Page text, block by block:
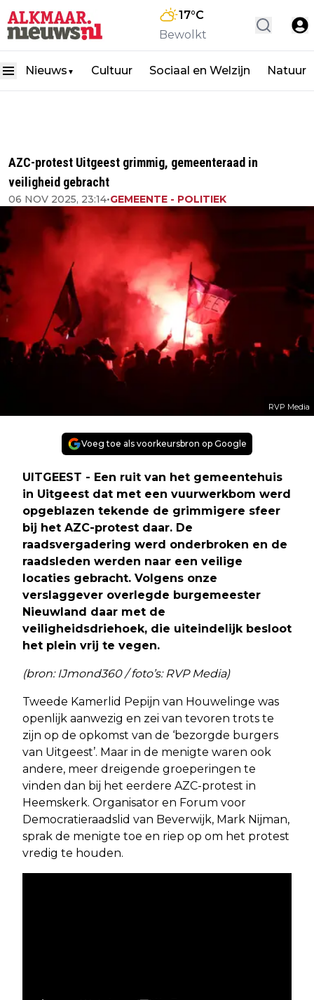
17°C
Bewolkt
Nieuws ▼ Cultuur Sociaal en Welzijn Natuur
AZC-protest Uitgeest grimmig, gemeenteraad in
veiligheid gebracht
06 NOV 2025, 23:14•GEMEENTE - POLITIEK
RVP Media
Voeg toe als voorkeursbron op Google
UITGEEST - Een ruit van het gemeentehuis
in Uitgeest dat met een vuurwerkbom werd
opgeblazen tekende de grimmigere sfeer
bij het AZC-protest daar. De
raadsvergadering werd onderbroken en de
raadsleden werden naar een veilige
locaties gebracht. Volgens onze
verslaggever overlegde burgemeester
Nieuwland daar met de
veiligheidsdriehoek, die uiteindelijk besloot
het plein vrij te vegen.
(bron: IJmond360 / foto’s: RVP Media)
Tweede Kamerlid Pepijn van Houwelinge was
openlijk aanwezig en zei van tevoren trots te
zijn op de opkomst van de ‘bezorgde burgers
van Uitgeest’. Maar in de menigte waren ook
andere, meer dreigende groeperingen te
vinden dan bij het eerdere AZC-protest in
Heemskerk. Organisator en Forum voor
Democratieraadslid van Beverwijk, Mark Nijman,
sprak de menigte toe en riep op om het protest
vredig te houden.